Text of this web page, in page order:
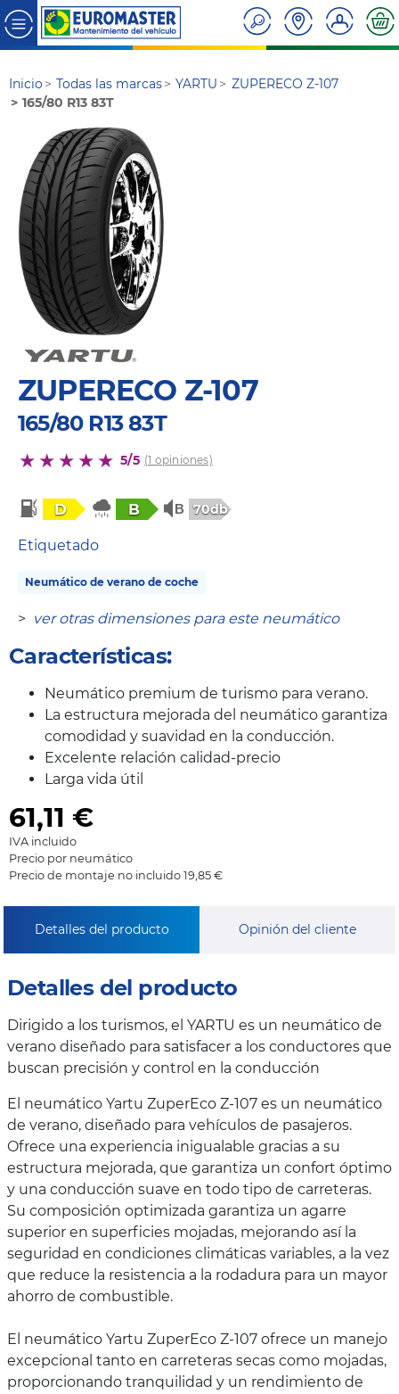
Inicio Todas las marcas YARTU
ZUPERECO Z-107
165/80 R13 83T
ZUPERECO Z-107
165/80 R13 83T
5/5 (1 opiniones)
D B 70db
Etiquetado
Neumático de verano de coche
> ver otras dimensiones para este neumático
Características:
Neumático premium de turismo para verano.
La estructura mejorada del neumático garantiza
comodidad y suavidad en la conducción.
Excelente relación calidad-precio
Larga vida útil
61,11 €
IVA incluido
Precio por neumático
Precio de montaje no incluido 19,85 €
Detalles del producto Opinión del cliente
Detalles del producto
Dirigido a los turismos, el YARTU es un neumático de
verano diseñado para satisfacer a los conductores que
buscan precisión y control en la conducción
El neumático Yartu ZuperEco Z-107 es un neumático
de verano, diseñado para vehículos de pasajeros.
Ofrece una experiencia inigualable gracias a su
estructura mejorada, que garantiza un confort óptimo
y una conducción suave en todo tipo de carreteras.
Su composición optimizada garantiza un agarre
superior en superficies mojadas, mejorando así la
seguridad en condiciones climáticas variables, a la vez
que reduce la resistencia a la rodadura para un mayor
ahorro de combustible.
El neumático Yartu ZuperEco Z-107 ofrece un manejo
excepcional tanto en carreteras secas como mojadas,
proporcionando tranquilidad y un rendimiento de